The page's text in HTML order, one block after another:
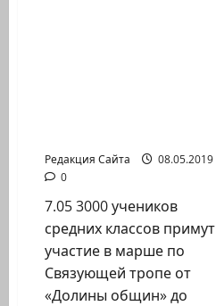
Редакция Сайта
08.05.2019
0
7.05 3000 учеников
средних классов примут
участие в марше по
Связующей тропе от
«Долины общин» до